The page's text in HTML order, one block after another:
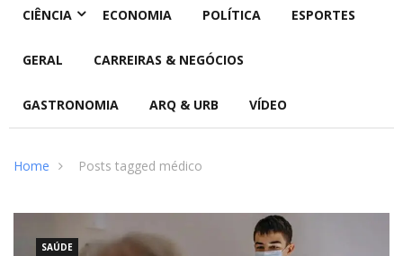
CIÊNCIA ECONOMIA POLÍTICA ESPORTES
GERAL CARREIRAS & NEGÓCIOS
GASTRONOMIA ARQ & URB VÍDEO
Home Posts tagged médico
SAÚDE